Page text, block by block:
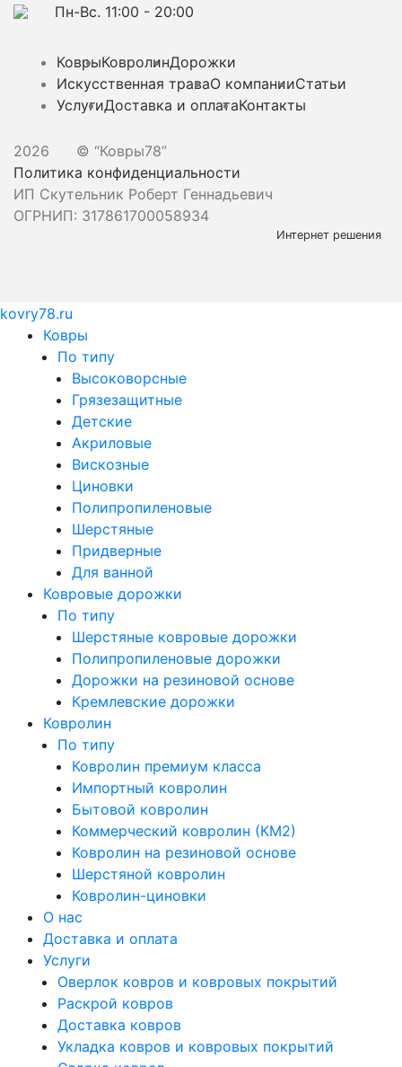
Пн-Вс. 11:00 - 20:00
КоврыКовролинДорожки
Искусственная траваО компанииСтатьи
УслугиДоставка и оплатаКонтакты
2026
© “Ковры78”
Политика конфиденциальности
ИП Скутельник Роберт Геннадьевич
ОГРНИП: 317861700058934
Интернет решения
kovry78.ru
Ковры
По типу
Высоковорсные
Грязезащитные
Детские
Акриловые
Вискозные
Циновки
Полипропиленовые
Шерстяные
Придверные
Для ванной
Ковровые дорожки
По типу
Шерстяные ковровые дорожки
Полипропиленовые дорожки
Дорожки на резиновой основе
Кремлевские дорожки
Ковролин
По типу
Ковролин премиум класса
Импортный ковролин
Бытовой ковролин
Коммерческий ковролин (КМ2)
Ковролин на резиновой основе
Шерстяной ковролин
Ковролин-циновки
О нас
Доставка и оплата
Услуги
Оверлок ковров и ковровых покрытий
Раскрой ковров
Доставка ковров
Укладка ковров и ковровых покрытий